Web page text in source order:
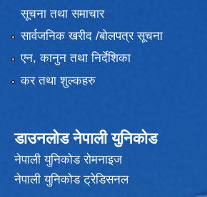
सूचना तथा समाचार
सार्वजनिक खरीद /बोलपत्र सूचना
एन, कानुन तथा निर्देशिका
कर तथा शुल्कहरु
डाउनलोड नेपाली युनिकोड
नेपाली युनिकोड रोमनाइज
नेपाली युनिकोड ट्रेडिसनल